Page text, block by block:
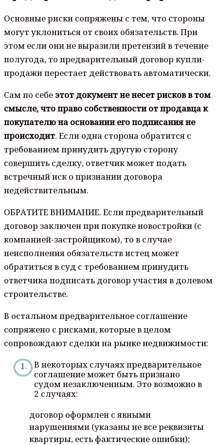
Основные риски сопряжены с тем, что стороны
могут уклониться от своих обязательств. При
этом если они не выразили претензий в течение
полугода, то предварительный договор купли-
продажи перестает действовать автоматически.
Сам по себе этот документ не несет рисков в том
смысле, что право собственности от продавца к
покупателю на основании его подписания не
происходит. Если одна сторона обратится с
требованием принудить другую сторону
совершить сделку, ответчик может подать
встречный иск о признании договора
недействительным.
ОБРАТИТЕ ВНИМАНИЕ. Если предварительный
договор заключен при покупке новостройки (с
компанией-застройщиком), то в случае
неисполнения обязательств истец может
обратиться в суд с требованием принудить
ответчика подписать договор участия в долевом
строительстве.
В остальном предварительное соглашение
сопряжено с рисками, которые в целом
сопровождают сделки на рынке недвижимости:
В некоторых случаях предварительное
соглашение может быть признано
судом незаключенным. Это возможно в
2 случаях:
договор оформлен с явными
нарушениями (указаны не все реквизиты
квартиры, есть фактические ошибки);